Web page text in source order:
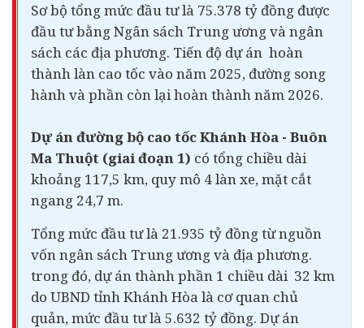
Sơ bộ tổng mức đầu tư là 75.378 tỷ đồng được
đầu tư bằng Ngân sách Trung ương và ngân
sách các địa phương. Tiến độ dự án hoàn
thành làn cao tốc vào năm 2025, đường song
hành và phần còn lại hoàn thành năm 2026.
Dự án đường bộ cao tốc Khánh Hòa - Buôn
Ma Thuột (giai đoạn 1) có tổng chiều dài
khoảng 117,5 km, quy mô 4 làn xe, mặt cắt
ngang 24,7 m.
Tổng mức đầu tư là 21.935 tỷ đồng từ nguồn
vốn ngân sách Trung ương và địa phương.
trong đó, dự án thành phần 1 chiều dài 32 km
do UBND tỉnh Khánh Hòa là cơ quan chủ
quản, mức đầu tư là 5.632 tỷ đồng. Dự án